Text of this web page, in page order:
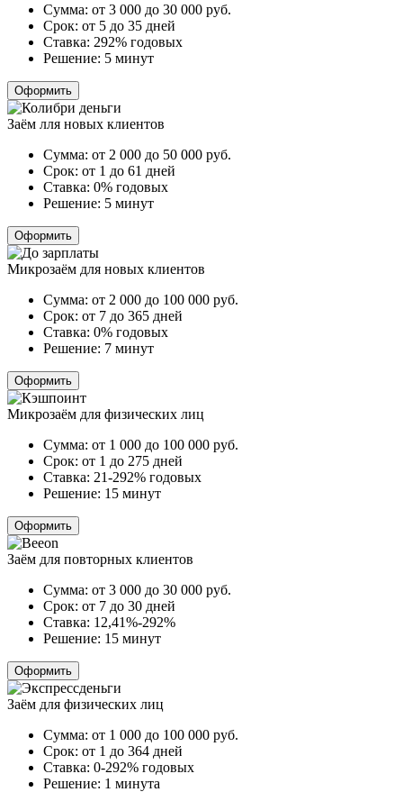
Сумма: от 3 000 до 30 000 руб.
Срок: от 5 до 35 дней
Ставка: 292% годовых
Решение: 5 минут
Оформить
Заём лля новых клиентов
Сумма: от 2 000 до 50 000 руб.
Срок: от 1 до 61 дней
Ставка: 0% годовых
Решение: 5 минут
Оформить
Микрозаём для новых клиентов
Сумма: от 2 000 до 100 000 руб.
Срок: от 7 до 365 дней
Ставка: 0% годовых
Решение: 7 минут
Оформить
Микрозаём для физических лиц
Сумма: от 1 000 до 100 000 руб.
Срок: от 1 до 275 дней
Ставка: 21-292% годовых
Решение: 15 минут
Оформить
Заём для повторных клиентов
Сумма: от 3 000 до 30 000 руб.
Срок: от 7 до 30 дней
Ставка: 12,41%-292%
Решение: 15 минут
Оформить
Заём для физических лиц
Сумма: от 1 000 до 100 000 руб.
Срок: от 1 до 364 дней
Ставка: 0-292% годовых
Решение: 1 минута